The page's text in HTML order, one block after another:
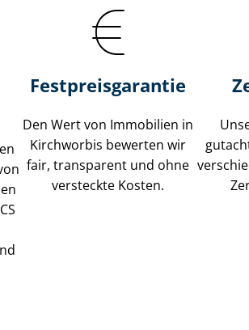
Festpreis​garantie
Den Wert von Immobilien in
Kirchworbis bewerten wir
fair, transparent und ohne
versteckte Kosten.